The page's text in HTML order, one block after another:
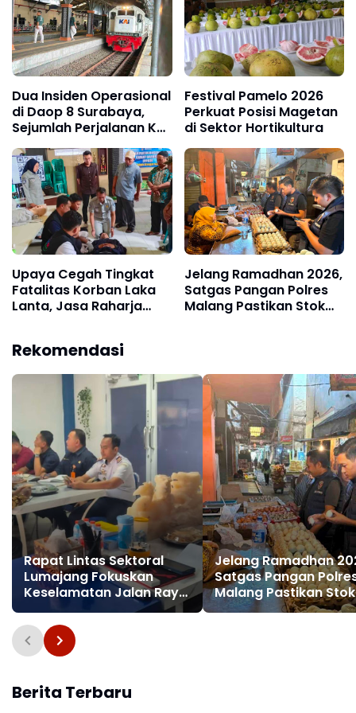
Dua Insiden Operasional
di Daop 8 Surabaya,
Sejumlah Perjalanan KA
Alami Keterlambatan
Festival Pamelo 2026
Perkuat Posisi Magetan
di Sektor Hortikultura
Upaya Cegah Tingkat
Fatalitas Korban Laka
Lanta, Jasa Raharja
Jelang Ramadhan 2026,
Satgas Pangan Polres
Malang Pastikan Stok
Rekomendasi
Rapat Lintas Sektoral
Lumajang Fokuskan
Keselamatan Jalan Raya
Jelang Idul Fitri
Jelang Ramadhan
Satgas Pangan
Malang Pastikan Stok
Bahan Pokok Aman
Berita Terbaru